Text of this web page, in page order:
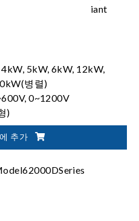
5kW, 6kW, 12kW,
병렬)
0~1200V
)
추가